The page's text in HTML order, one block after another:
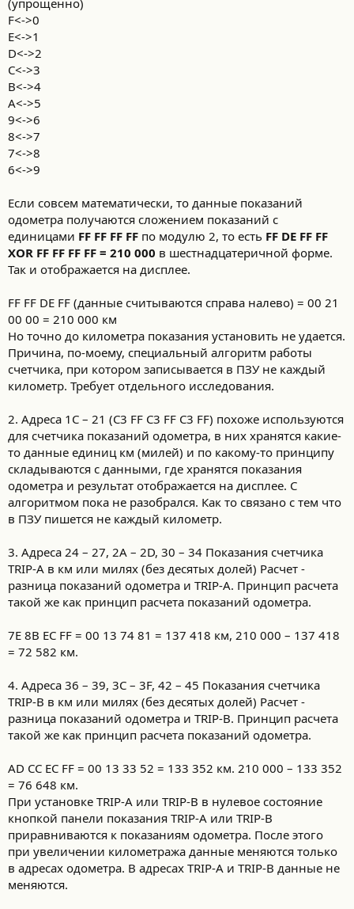
(упрощенно)
F<->0
E<->1
D<->2
C<->3
B<->4
A<->5
9<->6
8<->7
7<->8
6<->9
Если совсем математически, то данные показаний
одометра получаются сложением показаний с
единицами FF FF FF FF по модулю 2, то есть FF DE FF FF
XOR FF FF FF FF = 210 000 в шестнадцатеричной форме.
Так и отображается на дисплее.
FF FF DE FF (данные считываются справа налево) = 00 21
00 00 = 210 000 км
Но точно до километра показания установить не удается.
Причина, по-моему, специальный алгоритм работы
счетчика, при котором записывается в ПЗУ не каждый
километр. Требует отдельного исследования.
2. Адреса 1C – 21 (C3 FF C3 FF C3 FF) похоже используются
для счетчика показаний одометра, в них хранятся какие-
то данные единиц км (милей) и по какому-то принципу
складываются с данными, где хранятся показания
одометра и результат отображается на дисплее. С
алгоритмом пока не разобрался. Как то связано с тем что
в ПЗУ пишется не каждый километр.
3. Адреса 24 – 27, 2A – 2D, 30 – 34 Показания счетчика
TRIP-A в км или милях (без десятых долей) Расчет -
разница показаний одометра и TRIP-A. Принцип расчета
такой же как принцип расчета показаний одометра.
7E 8B EC FF = 00 13 74 81 = 137 418 км, 210 000 – 137 418
= 72 582 км.
4. Адреса 36 – 39, 3C – 3F, 42 – 45 Показания счетчика
TRIP-B в км или милях (без десятых долей) Расчет -
разница показаний одометра и TRIP-B. Принцип расчета
такой же как принцип расчета показаний одометра.
AD CC EC FF = 00 13 33 52 = 133 352 км. 210 000 – 133 352
= 76 648 км.
При установке TRIP-A или TRIP-B в нулевое состояние
кнопкой панели показания TRIP-A или TRIP-B
приравниваются к показаниям одометра. После этого
при увеличении километража данные меняются только
в адресах одометра. В адресах TRIP-A и TRIP-B данные не
меняются.